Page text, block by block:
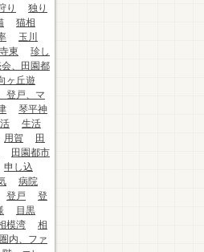
り
独り
猫相
玉川
東
珍し
、田園都
ヶ丘遊
登戸、マ
琴平神
生活
用賀
田
田園都市
申し込
病院
登戸
登
目黒
模湾
相
内、ファ